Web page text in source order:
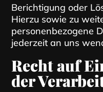
Berichtigung oder
Hierzu sowie zu
personenbezogene
jederzeit an uns
Recht auf
der